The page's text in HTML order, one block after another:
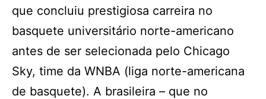
que concluiu prestigiosa carreira no
basquete universitário norte-americano
antes de ser selecionada pelo Chicago
Sky, time da WNBA (liga norte-americana
de basquete). A brasileira – que no